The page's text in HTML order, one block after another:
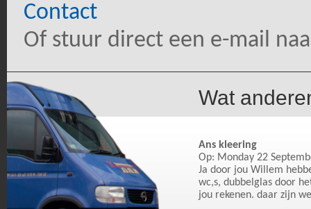
Contact
Of stuur direct een e-mail
Wat
Ans kleering
Op: Monday 22
Ja door jou Willem
wc,s, dubbelglas door
jou rekenen. daar zijn